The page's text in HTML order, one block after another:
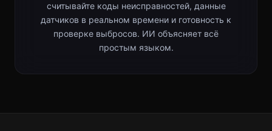
считывайте коды неисправностей, данные
датчиков в реальном времени и готовность к
проверке выбросов. ИИ объясняет всё
простым языком.